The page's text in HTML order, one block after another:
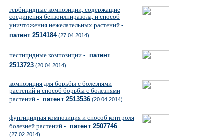
гербицидные композиции, содержащие
соединения бензоилпиразола, и способ
уничтожения нежелательных растений -
патент 2514184(27.04.2014)
пестицидные композиции - патент
2513723 (20.04.2014)
композиция для борьбы с болезнями
растений и способ борьбы с болезнями
растений - патент 2513536 (20.04.2014)
фунгицидная композиция и способ контроля
болезней растений - патент 2507746
(27.02.2014)